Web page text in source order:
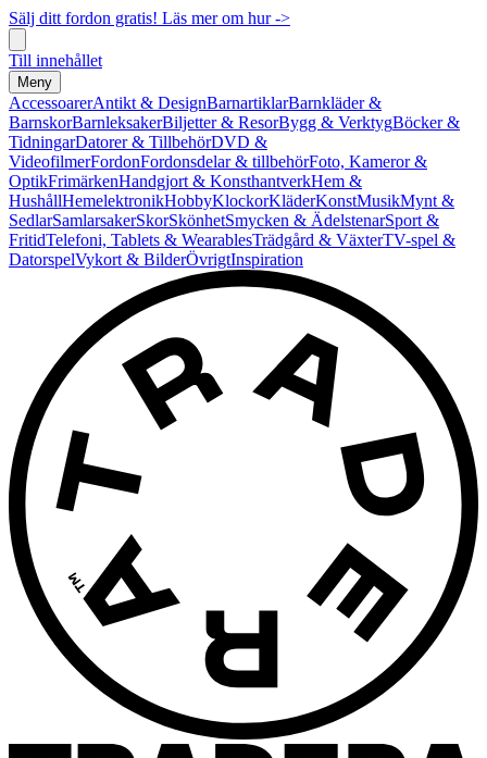
Sälj ditt fordon gratis! Läs mer om hur ->
Till innehållet
Meny
AccessoarerAntikt & DesignBarnartiklarBarnkläder &
BarnskorBarnleksakerBiljetter & ResorBygg & VerktygBöcker &
TidningarDatorer & TillbehörDVD &
VideofilmerFordonFordonsdelar & tillbehörFoto, Kameror &
OptikFrimärkenHandgjort & KonsthantverkHem &
HushållHemelektronikHobbyKlockorKläderKonstMusikMynt &
SedlarSamlarsakerSkorSkönhetSmycken & ÄdelstenarSport &
FritidTelefoni, Tablets & WearablesTrädgård & VäxterTV-spel &
DatorspelVykort & BilderÖvrigtInspiration